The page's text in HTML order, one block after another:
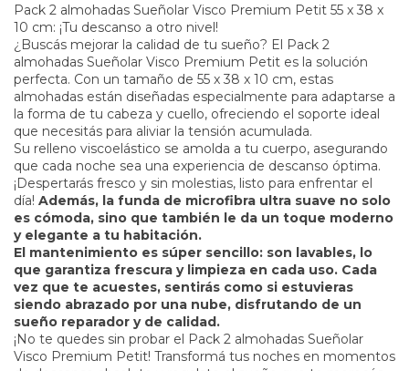
Pack 2 almohadas Sueñolar Visco Premium Petit 55 x 38 x
10 cm: ¡Tu descanso a otro nivel!
¿Buscás mejorar la calidad de tu sueño? El Pack 2
almohadas Sueñolar Visco Premium Petit es la solución
perfecta. Con un tamaño de 55 x 38 x 10 cm, estas
almohadas están diseñadas especialmente para adaptarse a
la forma de tu cabeza y cuello, ofreciendo el soporte ideal
que necesitás para aliviar la tensión acumulada.
Su relleno viscoelástico se amolda a tu cuerpo, asegurando
que cada noche sea una experiencia de descanso óptima.
¡Despertarás fresco y sin molestias, listo para enfrentar el
día! Además, la funda de microfibra ultra suave no solo
es cómoda, sino que también le da un toque moderno
y elegante a tu habitación.
El mantenimiento es súper sencillo: son lavables, lo
que garantiza frescura y limpieza en cada uso. Cada
vez que te acuestes, sentirás como si estuvieras
siendo abrazado por una nube, disfrutando de un
sueño reparador y de calidad.
¡No te quedes sin probar el Pack 2 almohadas Sueñolar
Visco Premium Petit! Transformá tus noches en momentos